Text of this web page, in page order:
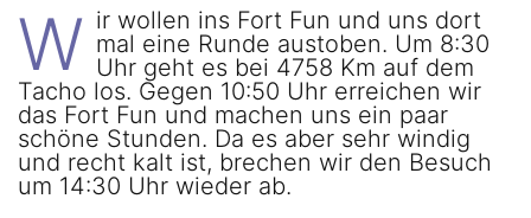
W ir wollen ins Fort Fun und uns dort
mal eine Runde austoben. Um 8:30
Uhr geht es bei 4758 Km auf dem
Tacho los. Gegen 10:50 Uhr erreichen wir
das Fort Fun und machen uns ein paar
schöne Stunden. Da es aber sehr windig
und recht kalt ist, brechen wir den Besuch
um 14:30 Uhr wieder ab.